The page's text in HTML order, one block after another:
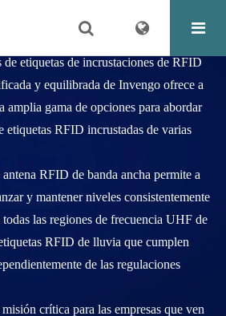
UHF
etiquetas de incrustaciones de RFID
y equilibrada de Invengo ofrece a
amplia gama de opciones para abordar
etiquetas RFID incrustadas de varias
RFID de banda ancha permite a
y mantener niveles consistentemente
las regiones de frecuencia UHF de
RFID de lluvia que cumplen
de las regulaciones
crítica para las empresas que ven